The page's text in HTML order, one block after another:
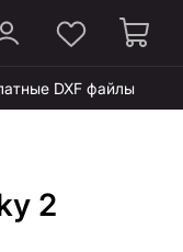
DXF файлы
2